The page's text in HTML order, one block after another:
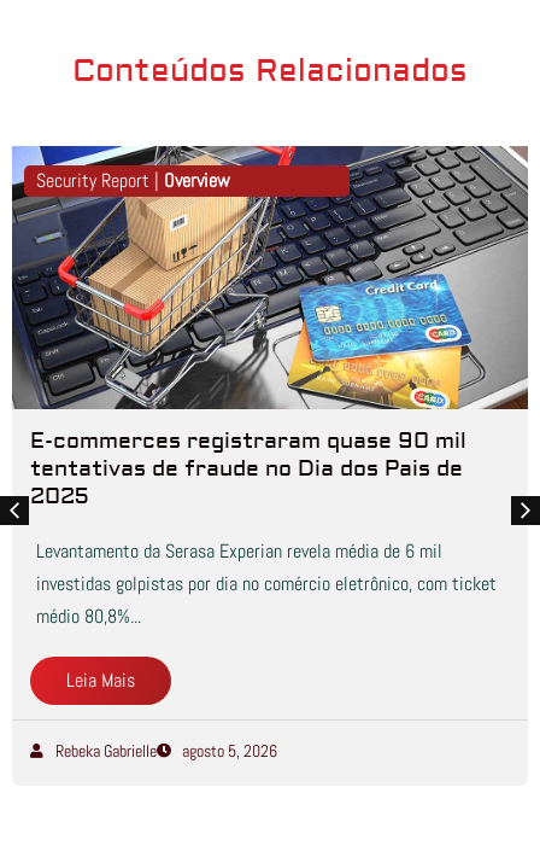
Conteúdos Relacionados
Security Report | Overview
E-commerces registraram quase 90 mil
tentativas de fraude no Dia dos Pais de
2025
Levantamento da Serasa Experian revela média de 6 mil
investidas golpistas por dia no comércio eletrônico, com ticket
médio 80,8%...
Leia Mais
Rebeka Gabrielle agosto 5, 2026